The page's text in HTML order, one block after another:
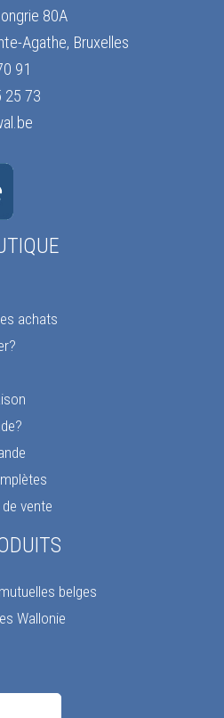
80A
Agathe, Bruxelles
91
25 73
achats
vente
belges
Wallonie